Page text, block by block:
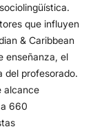
que influyen
& Caribbean
enseñanza, el
del profesorado.
alcance
660